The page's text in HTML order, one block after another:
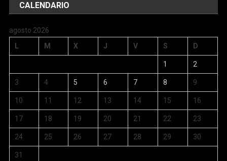
CALENDARIO
agosto 2026
L
M X J V S D
1 2
3 4 5 6 7 8 9
10 11 12 13 14 15 16
17 18 19 20 21 22 23
24 25 26 27 28 29 30
31